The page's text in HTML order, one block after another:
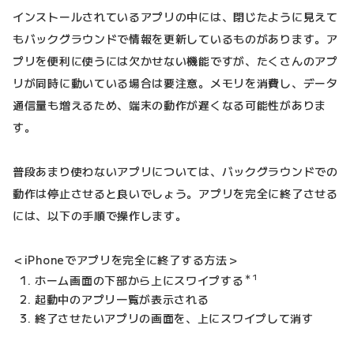
インストールされているアプリの中には、閉じたように見えて
もバックグラウンドで情報を更新しているものがあります。ア
プリを便利に使うには欠かせない機能ですが、たくさんのアプ
リが同時に動いている場合は要注意。メモリを消費し、データ
通信量も増えるため、端末の動作が遅くなる可能性がありま
す。
普段あまり使わないアプリについては、バックグラウンドでの
動作は停止させると良いでしょう。アプリを完全に終了させる
には、以下の手順で操作します。
＜iPhoneでアプリを完全に終了する方法＞
ホーム画面の下部から上にスワイプする ＊1
起動中のアプリ一覧が表示される
終了させたいアプリの画面を、上にスワイプして消す